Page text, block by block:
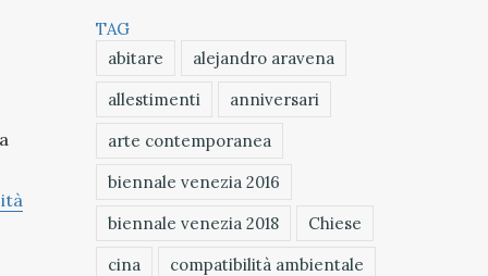
TAG
abitare
alejandro aravena
allestimenti
anniversari
arte contemporanea
biennale venezia 2016
biennale venezia 2018
Chiese
cina
compatibilità ambientale